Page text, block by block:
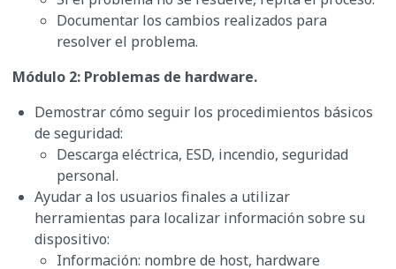
Documentar los cambios realizados para
resolver el problema.
Módulo 2: Problemas de hardware.
Demostrar cómo seguir los procedimientos básicos
de seguridad:
Descarga eléctrica, ESD, incendio, seguridad
personal.
Ayudar a los usuarios finales a utilizar
herramientas para localizar información sobre su
dispositivo:
Información: nombre de host, hardware